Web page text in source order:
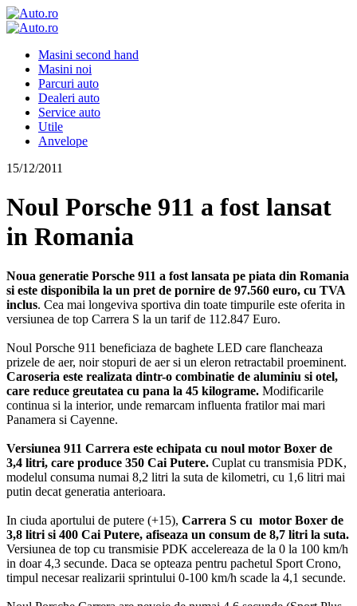
Masini second hand
Masini noi
Parcuri auto
Dealeri auto
Service auto
Utile
Anvelope
15/12/2011
Noul Porsche 911 a fost lansat
in Romania
Noua generatie Porsche 911 a fost lansata pe piata din Romania
si este disponibila la un pret de pornire de 97.560 euro, cu TVA
inclus. Cea mai longeviva sportiva din toate timpurile este oferita in
versiunea de top Carrera S la un tarif de 112.847 Euro.
Noul Porsche 911 beneficiaza de baghete LED care flancheaza
prizele de aer, noir stopuri de aer si un eleron retractabil proeminent.
Caroseria este realizata dintr-o combinatie de aluminiu si otel,
care reduce greutatea cu pana la 45 kilograme. Modificarile
continua si la interior, unde remarcam influenta fratilor mai mari
Panamera si Cayenne.
Versiunea 911 Carrera este echipata cu noul motor Boxer de
3,4 litri, care produce 350 Cai Putere. Cuplat cu transmisia PDK,
modelul consuma numai 8,2 litri la suta de kilometri, cu 1,6 litri mai
putin decat generatia anterioara.
In ciuda aportului de putere (+15), Carrera S cu motor Boxer de
3,8 litri si 400 Cai Putere, afiseaza un consum de 8,7 litri la suta.
Versiunea de top cu transmisie PDK accelereaza de la 0 la 100 km/h
in doar 4,3 secunde. Daca se opteaza pentru pachetul Sport Crono,
timpul necesar realizarii sprintului 0-100 km/h scade la 4,1 secunde.